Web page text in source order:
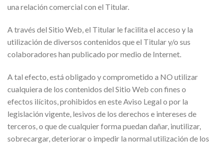
una relación comercial con el Titular.
A través del Sitio Web, el Titular le facilita el acceso y la
utilización de diversos contenidos que el Titular y/o sus
colaboradores han publicado por medio de Internet.
A tal efecto, está obligado y comprometido a NO utilizar
cualquiera de los contenidos del Sitio Web con fines o
efectos ilícitos, prohibidos en este Aviso Legal o por la
legislación vigente, lesivos de los derechos e intereses de
terceros, o que de cualquier forma puedan dañar, inutilizar,
sobrecargar, deteriorar o impedir la normal utilización de los